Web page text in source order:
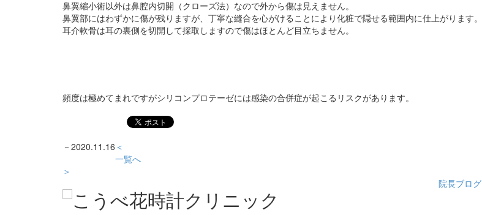
鼻翼縮小術以外は鼻腔内切開（クローズ法）なので外から傷は見えません。
鼻翼部にはわずかに傷が残りますが、丁寧な縫合を心がけることにより化粧で隠せる範囲内に仕上がります。
耳介軟骨は耳の裏側を切開して採取しますので傷はほとんど目立ちません。
頻度は極めてまれですがシリコンプロテーゼには感染の合併症が起こるリスクがあります。
－ 2020.11.16 ＜
一覧へ
＞
院長ブログ